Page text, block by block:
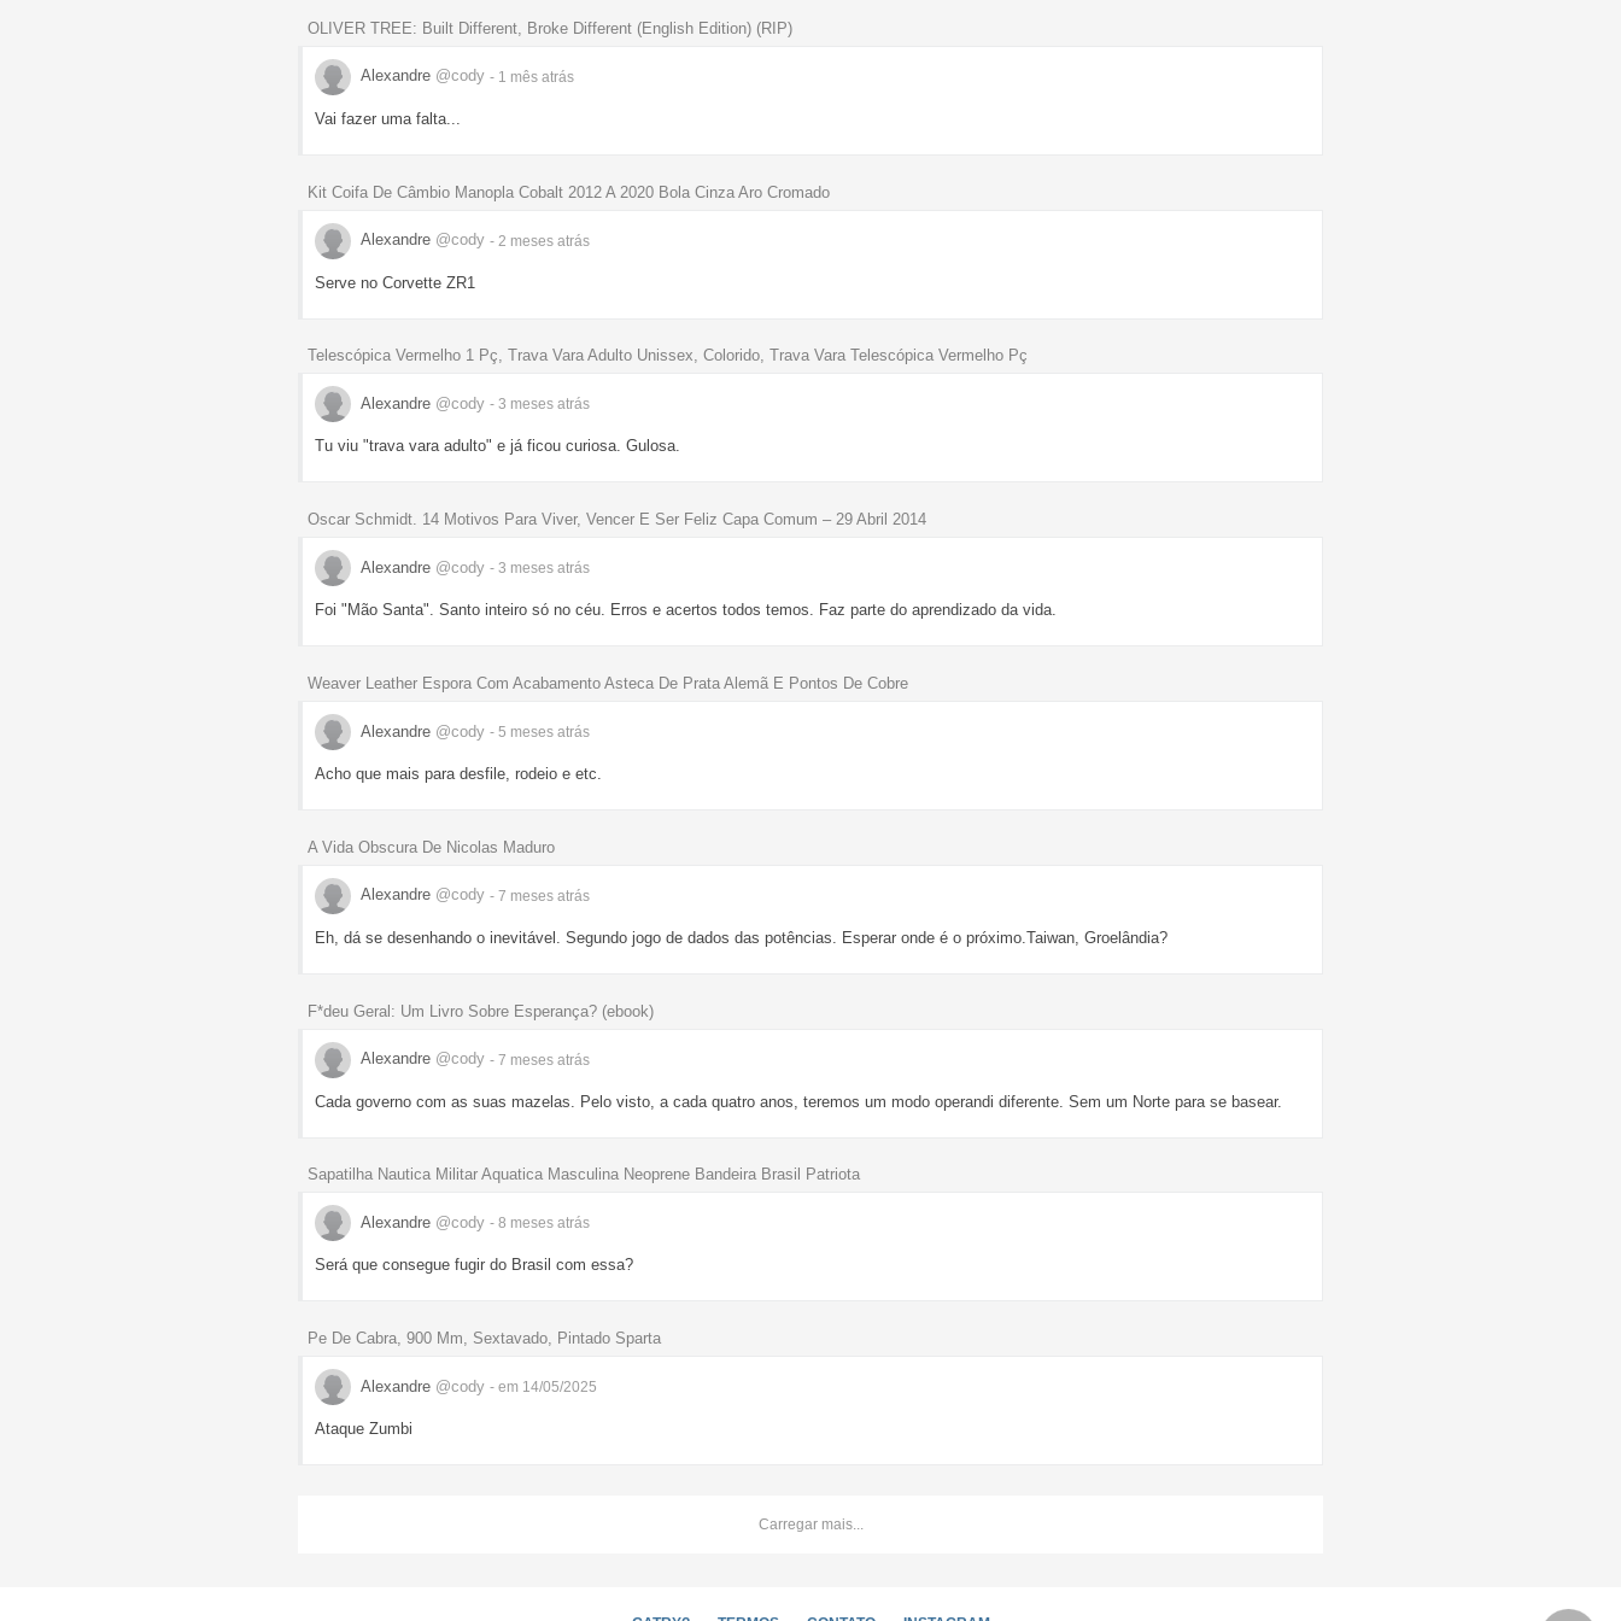
OLIVER TREE: Built Different, Broke Different (English Edition) (RIP)
Alexandre @cody - 1 mês atrás
Vai fazer uma falta...
Kit Coifa De Câmbio Manopla Cobalt 2012 A 2020 Bola Cinza Aro Cromado
Alexandre @cody - 2 meses atrás
Serve no Corvette ZR1
Telescópica Vermelho 1 Pç, Trava Vara Adulto Unissex, Colorido, Trava Vara Telescópica Vermelho Pç
Alexandre @cody - 3 meses atrás
Tu viu "trava vara adulto" e já ficou curiosa. Gulosa.
Oscar Schmidt. 14 Motivos Para Viver, Vencer E Ser Feliz Capa Comum – 29 Abril 2014
Alexandre @cody - 3 meses atrás
Foi "Mão Santa". Santo inteiro só no céu. Erros e acertos todos temos. Faz parte do aprendizado da vida.
Weaver Leather Espora Com Acabamento Asteca De Prata Alemã E Pontos De Cobre
Alexandre @cody - 5 meses atrás
Acho que mais para desfile, rodeio e etc.
A Vida Obscura De Nicolas Maduro
Alexandre @cody - 7 meses atrás
Eh, dá se desenhando o inevitável. Segundo jogo de dados das potências. Esperar onde é o próximo.Taiwan, Groelândia?
F*deu Geral: Um Livro Sobre Esperança? (ebook)
Alexandre @cody - 7 meses atrás
Cada governo com as suas mazelas. Pelo visto, a cada quatro anos, teremos um modo operandi diferente. Sem um Norte para se basear.
Sapatilha Nautica Militar Aquatica Masculina Neoprene Bandeira Brasil Patriota
Alexandre @cody - 8 meses atrás
Será que consegue fugir do Brasil com essa?
Pe De Cabra, 900 Mm, Sextavado, Pintado Sparta
Alexandre @cody - em 14/05/2025
Ataque Zumbi
Carregar mais...